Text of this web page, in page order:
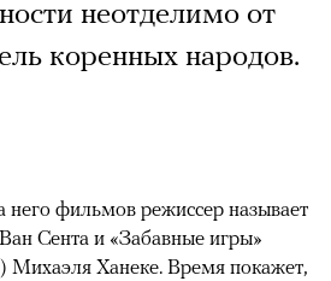
неотделимо от
коренных народов.
фильмов режиссер называет
Сента и «Забавные игры»
Михаэля Ханеке. Время покажет,